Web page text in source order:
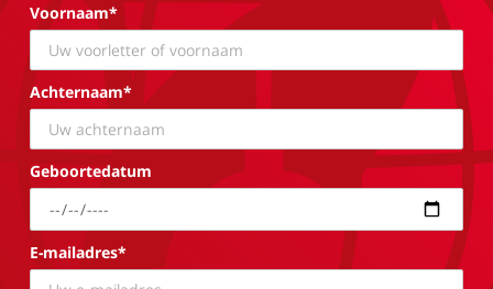
Voornaam*
Achternaam*
Geboortedatum
E-mailadres*